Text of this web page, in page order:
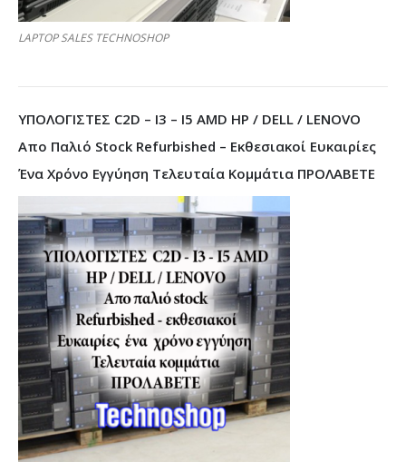
LAPTOP SALES TECHNOSHOP
ΥΠΟΛΟΓΙΣΤΕΣ C2D – I3 – I5 AMD HP / DELL / LENOVO
Απο Παλιό Stock Refurbished – Εκθεσιακοί Ευκαιρίες
Ένα Χρόνο Εγγύηση Τελευταία Κομμάτια ΠΡΟΛΑΒΕΤΕ